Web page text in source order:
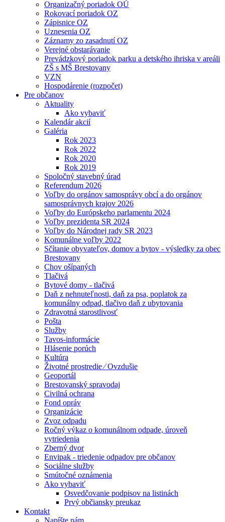
Organizačný poriadok OÚ
Rokovací poriadok OZ
Zápisnice OZ
Uznesenia OZ
Záznamy zo zasadnutí OZ
Verejné obstarávanie
Prevádzkový poriadok parku a detského ihriska v areáli
ZŠ s MŠ Brestovany
VZN
Hospodárenie (rozpočet)
Pre občanov
Aktuality
Ako vybaviť
Kalendár akcií
Galéria
Rok 2023
Rok 2022
Rok 2020
Rok 2019
Spoločný stavebný úrad
Referendum 2026
Voľby do orgánov samosprávy obcí a do orgánov
samosprávnych krajov 2026
Voľby do Európskeho parlamentu 2024
Voľby prezidenta SR 2024
Voľby do Národnej rady SR 2023
Komunálne voľby 2022
Sčítanie obyvateľov, domov a bytov - výsledky za obec
Brestovany
Chov ošípaných
Tlačivá
Bytové domy - tlačivá
Daň z nehnuteľnosti, daň za psa, poplatok za
komunálny odpad, tlačivo daň z ubytovania
Zdravotná starostlivosť
Pošta
Služby
Tavos-informácie
Hlásenie porúch
Kultúra
Životné prostredie ⁄ Ovzdušie
Geoportál
Brestovanský spravodaj
Civilná ochrana
Fond opráv
Organizácie
Zvoz odpadu
Ročný výkaz o komunálnom odpade, úroveň
vytriedenia
Zberný dvor
Envipak - triedenie odpadov pre občanov
Sociálne služby
Smútočné oznámenia
Ako vybaviť
Osvedčovanie podpisov na listinách
Prvý občiansky preukaz
Kontakt
Napíšte nám